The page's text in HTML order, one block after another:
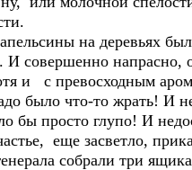
на деревьях
И совершенно
и с превосходным
было что-то жрать! И
бы просто глупо! И
еще засветло,
собрали три